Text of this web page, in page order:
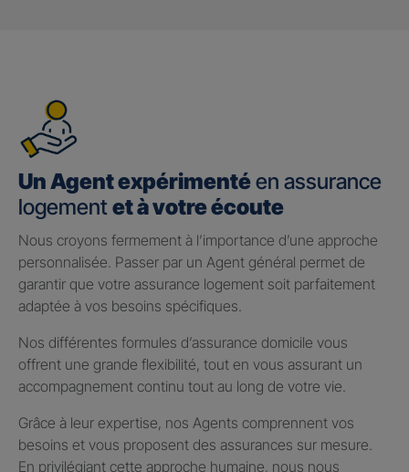
Un Agent expérimentéen assurance
logement et à votre écoute
Nous croyons fermement à l’importance d’une approche
personnalisée. Passer par un Agent général permet de
garantir que votre assurance logement soit parfaitement
adaptée à vos besoins spécifiques.
Nos différentes formules d’assurance domicile vous
offrent une grande flexibilité, tout en vous assurant un
accompagnement continu tout au long de votre vie.
Grâce à leur expertise, nos Agents comprennent vos
besoins et vous proposent des assurances sur mesure.
En privilégiant cette approche humaine, nous nous